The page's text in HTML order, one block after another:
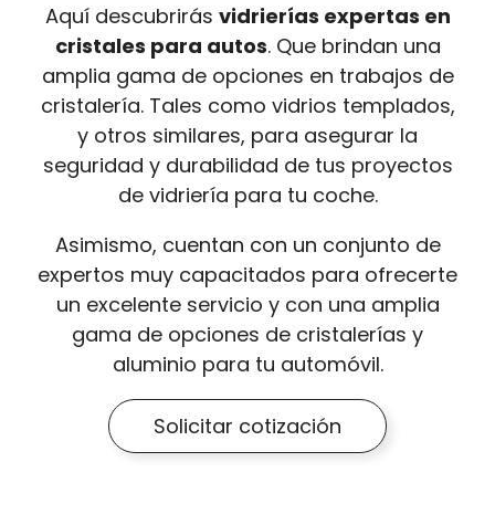
Aquí descubrirás vidrierías expertas en
cristales para autos. Que brindan una
amplia gama de opciones en trabajos de
cristalería. Tales como vidrios templados,
y otros similares, para asegurar la
seguridad y durabilidad de tus proyectos
de vidriería para tu coche.
Asimismo, cuentan con un conjunto de
expertos muy capacitados para ofrecerte
un excelente servicio y con una amplia
gama de opciones de cristalerías y
aluminio para tu automóvil.
Solicitar cotización